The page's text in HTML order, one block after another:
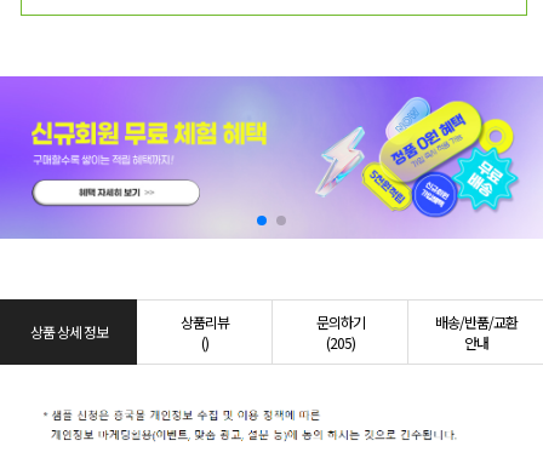
상품 상세 정보
상품리뷰
()
문의하기
(205)
배송/반품/교환
안내